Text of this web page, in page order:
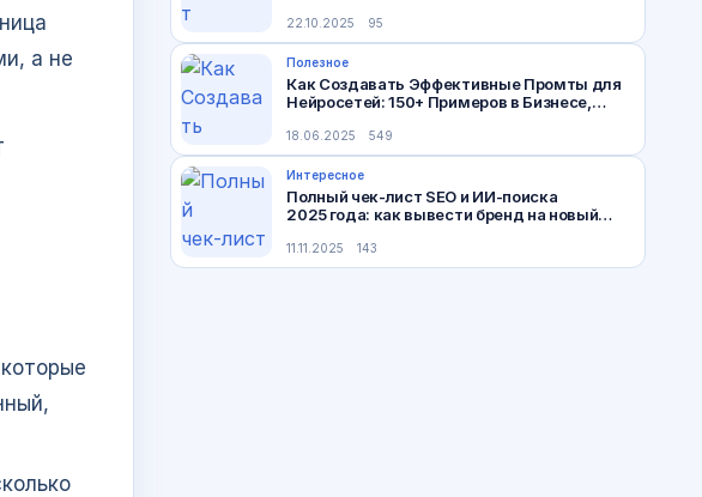
а не
22.10.2025 95
Полезное
Как Создавать Эффективные Промты для
Нейросетей: 150+ Примеров в Бизнесе,
18.06.2025 549
Интересное
Полный чек‑лист SEO и ИИ‑поиска
2025 года: как вывести бренд на новый
11.11.2025 143